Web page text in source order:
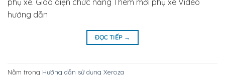
phụ xe. Giao diện chức năng Thêm mới phụ xe Video
hướng dẫn
ĐỌC TIẾP →
Nằm trong Hướng dẫn sử dụng Xeroza